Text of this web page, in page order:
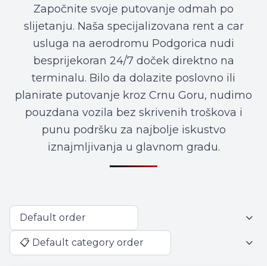
Započnite svoje putovanje odmah po
slijetanju. Naša specijalizovana rent a car
usluga na aerodromu Podgorica nudi
besprijekoran 24/7 doček direktno na
terminalu. Bilo da dolazite poslovno ili
planirate putovanje kroz Crnu Goru, nudimo
pouzdana vozila bez skrivenih troškova i
punu podršku za najbolje iskustvo
iznajmljivanja u glavnom gradu.